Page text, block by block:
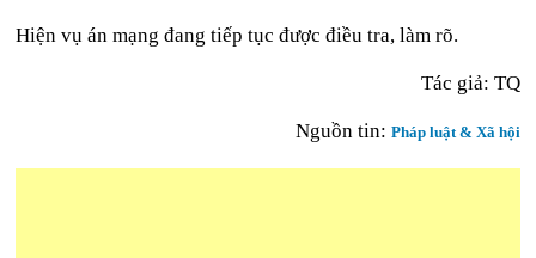
Hiện vụ án mạng đang tiếp tục được điều tra, làm rõ.
Tác giả: TQ
Nguồn tin: Pháp luật & Xã hội